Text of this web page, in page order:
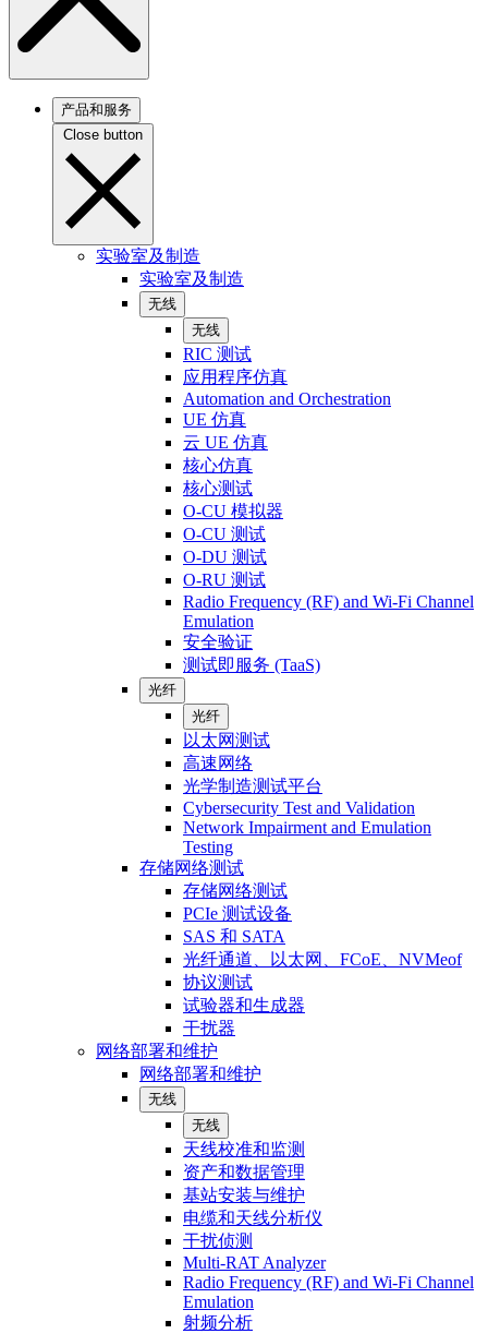
产品和服务
Close button
实验室及制造
实验室及制造
无线
无线
RIC 测试
应用程序仿真
Automation and Orchestration
UE 仿真
云 UE 仿真
核心仿真
核心测试
O-CU 模拟器
O-CU 测试
O-DU 测试
O-RU 测试
Radio Frequency (RF) and Wi-Fi Channel
Emulation
安全验证
测试即服务 (TaaS)
光纤
光纤
以太网测试
高速网络
光学制造测试平台
Cybersecurity Test and Validation
Network Impairment and Emulation
Testing
存储网络测试
存储网络测试
PCIe 测试设备
SAS 和 SATA
光纤通道、以太网、FCoE、NVMeof
协议测试
试验器和生成器
干扰器
网络部署和维护
网络部署和维护
无线
无线
天线校准和监测
资产和数据管理
基站安装与维护
电缆和天线分析仪
干扰侦测
Multi-RAT Analyzer
Radio Frequency (RF) and Wi-Fi Channel
Emulation
射频分析